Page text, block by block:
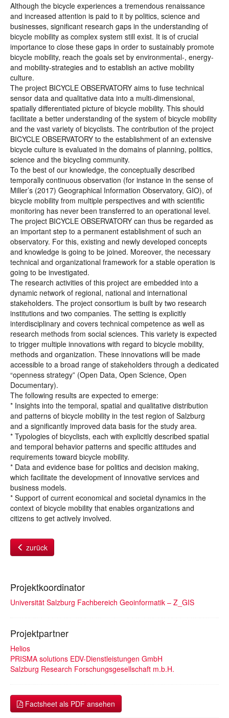
Although the bicycle experiences a tremendous renaissance
and increased attention is paid to it by politics, science and
businesses, significant research gaps in the understanding of
bicycle mobility as complex system still exist. It is of crucial
importance to close these gaps in order to sustainably promote
bicycle mobility, reach the goals set by environmental-, energy-
and mobility-strategies and to establish an active mobility
culture.
The project BICYCLE OBSERVATORY aims to fuse technical
sensor data and qualitative data into a multi-dimensional,
spatially differentiated picture of bicycle mobility. This should
facilitate a better understanding of the system of bicycle mobility
and the vast variety of bicyclists. The contribution of the project
BICYCLE OBSERVATORY to the establishment of an extensive
bicycle culture is evaluated in the domains of planning, politics,
science and the bicycling community.
To the best of our knowledge, the conceptually described
temporally continuous observation (for instance in the sense of
Miller’s (2017) Geographical Information Observatory, GIO), of
bicycle mobility from multiple perspectives and with scientific
monitoring has never been transferred to an operational level.
The project BICYCLE OBSERVATORY can thus be regarded as
an important step to a permanent establishment of such an
observatory. For this, existing and newly developed concepts
and knowledge is going to be joined. Moreover, the necessary
technical and organizational framework for a stable operation is
going to be investigated.
The research activities of this project are embedded into a
dynamic network of regional, national and international
stakeholders. The project consortium is built by two research
institutions and two companies. The setting is explicitly
interdisciplinary and covers technical competence as well as
research methods from social sciences. This variety is expected
to trigger multiple innovations with regard to bicycle mobility,
methods and organization. These innovations will be made
accessible to a broad range of stakeholders through a dedicated
“openness strategy” (Open Data, Open Science, Open
Documentary).
The following results are expected to emerge:
* Insights into the temporal, spatial and qualitative distribution
and patterns of bicycle mobility in the test region of Salzburg
and a significantly improved data basis for the study area.
* Typologies of bicyclists, each with explicitly described spatial
and temporal behavior patterns and specific attitudes and
requirements toward bicycle mobility.
* Data and evidence base for politics and decision making,
which facilitate the development of innovative services and
business models.
* Support of current economical and societal dynamics in the
context of bicycle mobility that enables organizations and
citizens to get actively involved.
zurück
Projektkoordinator
Universität Salzburg Fachbereich Geoinformatik – Z_GIS
Projektpartner
Helios
PRISMA solutions EDV-Dienstleistungen GmbH
Salzburg Research Forschungsgesellschaft m.b.H.
Factsheet als PDF ansehen